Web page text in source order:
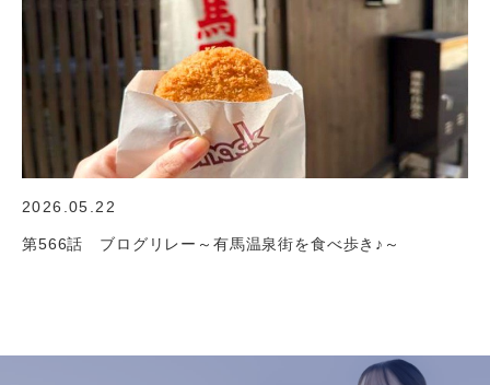
2026.05.22
第566話 ブログリレー～有馬温泉街を食べ歩き♪～